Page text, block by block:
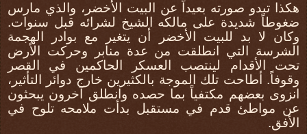
هكذا تبدو صورته بعيداً عن البيت الأخضر، والذي مارس
ضغوطاً شديدة على مالكه الشيخ لشرائه قبل سنوات.
وكان لا بد للبيت الأخضر أن يتغير مع بوادر الهجمة
الشرسة التي انطلقت من عدة منابر وحركت الأرض
تحت الأقدام لينتصب العسكر الحاكمين في القصر
وقوفاً. أطاحت تلك الموجة بالكثيرين خارج دوائر التأثير،
انزوى بعضهم مكتفياً بما حصده وانطلق آخرون يبحثون
عن مواطئ قدم في مستقبل بدأت ملامحه تلوح في
الأفق.